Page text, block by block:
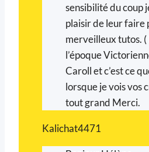
sensibilité du coup
plaisir de leur faire
merveilleux tutos.
l’époque
Caroll et c’est ce
lorsque je vois vos
tout grand Merci.
Kalichat4471